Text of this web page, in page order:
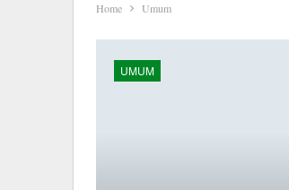
Home Umum
UMUM